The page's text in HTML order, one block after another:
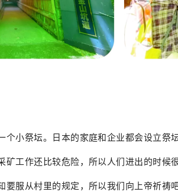
个小祭坛。日本的家庭和企业都会设立祭
矿工作还比较危险，所以人们进出的时候
要服从村里的规定，所以我们向上帝祈祷吧